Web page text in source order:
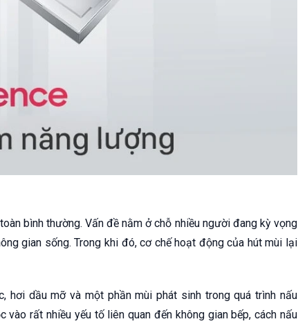
bình thường. Vấn đề nằm ở chỗ nhiều người đang kỳ vọng
gian sống. Trong khi đó, cơ chế hoạt động của hút mùi lại
hơi dầu mỡ và một phần mùi phát sinh trong quá trình nấu
rất nhiều yếu tố liên quan đến không gian bếp, cách nấu